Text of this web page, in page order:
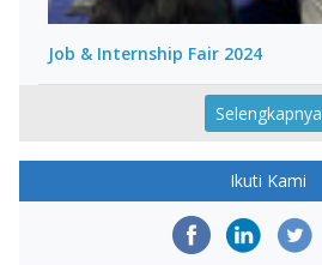
Job & Internship Fair 2024
Selengkapnya
Ikuti Kami